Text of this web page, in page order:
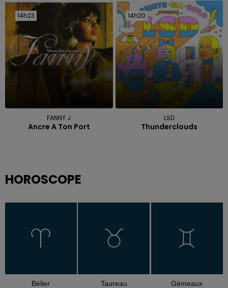
14h23
14h23
FANNY J
Ancre A Ton Port
14h20
14h20
LSD
Thunderclouds
HOROSCOPE
Bélier Taureau Gémeaux